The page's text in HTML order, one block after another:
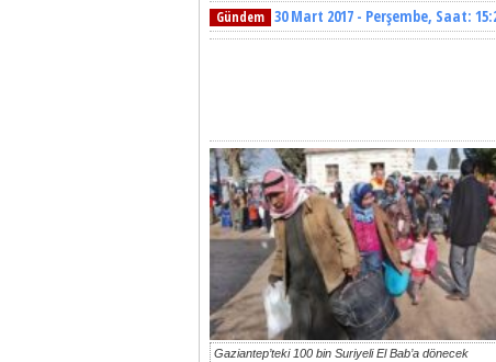
Gündem 30 Mart 2017 - Perşembe, Saat:
Gaziantep’teki 100 bin Suriyeli El Bab’a dönecek